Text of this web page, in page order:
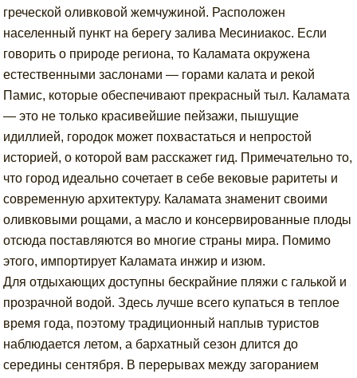
греческой оливковой жемчужиной. Расположен
населенный пункт на берегу залива Месиниакос. Если
говорить о природе региона, то Каламата окружена
естественными заслонами — горами калата и рекой
Памис, которые обеспечивают прекрасный тыл. Каламата
— это не только красивейшие пейзажи, пышущие
идиллией, городок может похвастаться и непростой
историей, о которой вам расскажет гид. Примечательно то,
что город идеально сочетает в себе вековые раритеты и
современную архитектуру. Каламата знаменит своими
оливковыми рощами, а масло и консервированные плоды
отсюда поставляются во многие страны мира. Помимо
этого, импортирует Каламата инжир и изюм.
Для отдыхающих доступны бескрайние пляжи с галькой и
прозрачной водой. Здесь лучше всего купаться в теплое
время года, поэтому традиционный наплыв туристов
наблюдается летом, а бархатный сезон длится до
середины сентября. В перерывах между загоранием